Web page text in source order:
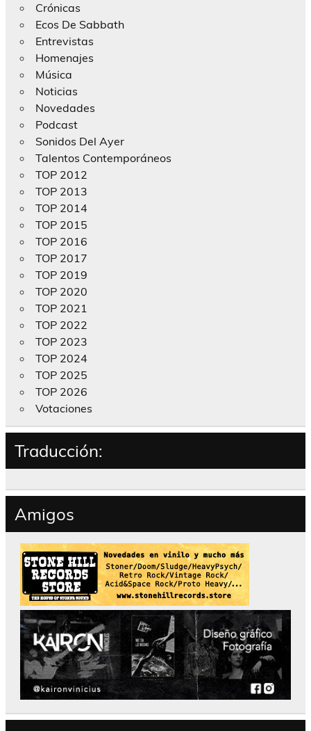
Crónicas
Ecos De Sabbath
Entrevistas
Homenajes
Música
Noticias
Novedades
Podcast
Sonidos Del Ayer
Talentos Contemporáneos
TOP 2012
TOP 2013
TOP 2014
TOP 2015
TOP 2016
TOP 2017
TOP 2019
TOP 2020
TOP 2021
TOP 2022
TOP 2023
TOP 2024
TOP 2025
TOP 2026
Votaciones
Traducción:
Amigos